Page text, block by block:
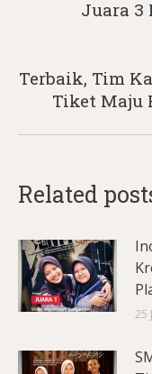
Juara 3
Terbaik, Tim
Tiket Maju
Related
25